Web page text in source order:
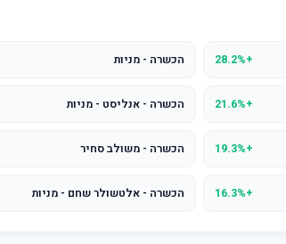
+28.2% הכשרה - מניות
+21.6% הכשרה - אנליסט - מניות
+19.3% הכשרה - משולב סחיר
+16.3% הכשרה - אלטשולר שחם - מניות